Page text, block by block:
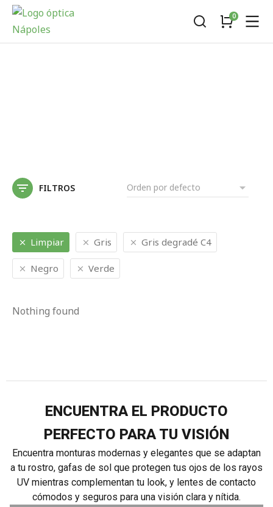
FILTROS
Limpiar Gris Gris degradé C4
Negro Verde
Nothing found
ENCUENTRA EL PRODUCTO
PERFECTO PARA TU VISIÓN
Encuentra monturas modernas y elegantes que se adaptan
a tu rostro, gafas de sol que protegen tus ojos de los rayos
UV mientras complementan tu look, y lentes de contacto
cómodos y seguros para una visión clara y nítida.